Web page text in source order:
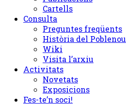
Cartells
Consulta
Preguntes freqüents
Història del Poblenou
Wiki
Visita l’arxiu
Activitats
Novetats
Exposicions
Fes-te’n soci!